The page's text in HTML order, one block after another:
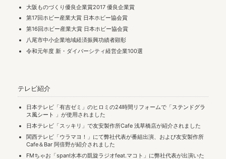
大阪ものづくり優良企業賞2017 優良企業賞
第17回ホビー産業大賞 日本ホビー協会賞
第16回ホビー産業大賞 日本ホビー協会賞
八尾市中小企業地域経済振興功績者顕彰
令和元年度 新・ダイバーシティ経営企業100選
テレビ紹介
日本テレビ「有吉ゼミ」のヒロミの24時間リフォームで「ステンドグラ
ス風シート
」が使用されました
日本テレビ「スッキリ」で友安製作所Cafe 浅草橋店が紹介されました
関西テレビ「ウラマヨ！」にて弊社代表が番組出演、および友安製作所
Cafe＆Bar 阿倍野が紹介されました
FMちゃお「span!水本の凱旋ラジオfeat.マコト」に弊社代表が出演いた